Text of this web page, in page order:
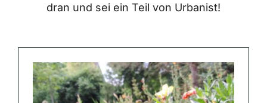
dran und sei ein Teil von Urbanist!